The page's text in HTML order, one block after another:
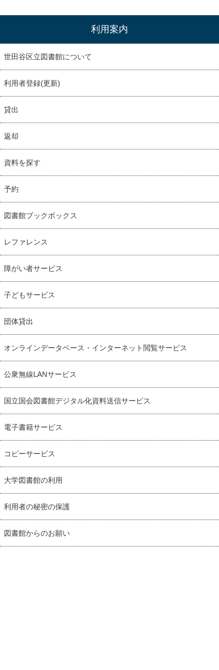
利用案内
世田谷区立図書館について
利用者登録(更新)
貸出
返却
資料を探す
予約
図書館ブックボックス
レファレンス
障がい者サービス
子どもサービス
団体貸出
オンラインデータベース・インターネット閲覧サービス
公衆無線LANサービス
国立国会図書館デジタル化資料送信サービス
電子書籍サービス
コピーサービス
大学図書館の利用
利用者の秘密の保護
図書館からのお願い